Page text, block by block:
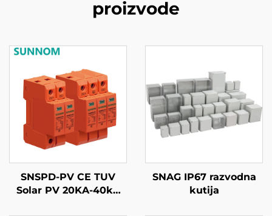
proizvode
SNSPD-PV CE TUV
Solar PV 20KA-40kA
SNAG IP67 razvodna
kutija